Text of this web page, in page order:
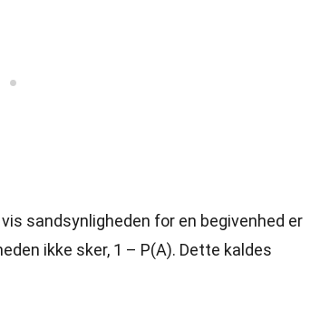
sandsynligheden for en begivenhed er
ikke sker, 1 – P(A). Dette kaldes